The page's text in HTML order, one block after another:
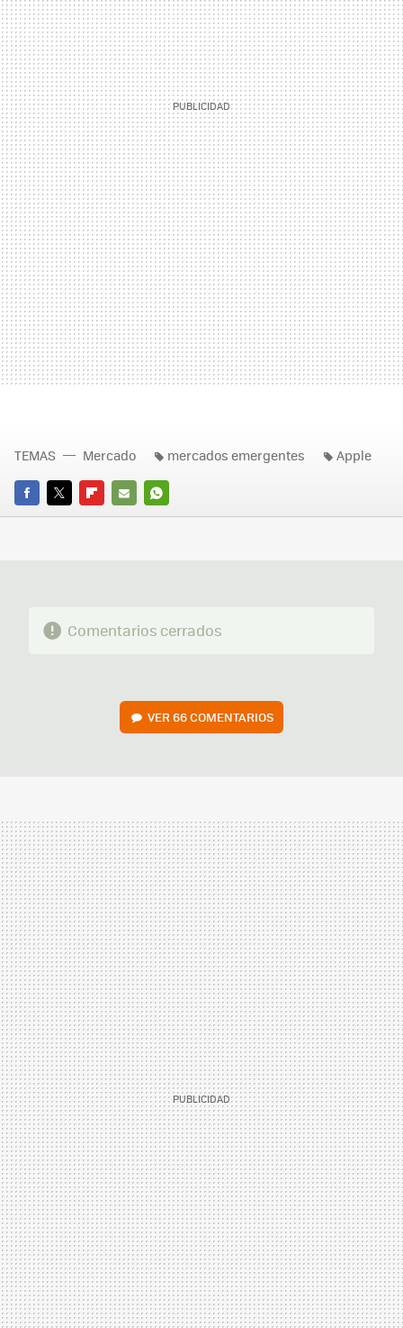
FACEBOOK
TWITTERFLIPBOARD
E-
WHATSAPP
TEMAS Mercado mercados emergentes Apple
Comentarios cerrados
VER 66 COMENTARIOS